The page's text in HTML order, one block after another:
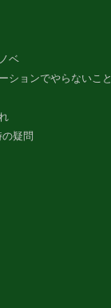
ベ
ションでやらないこと
疑問